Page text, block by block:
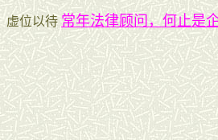
虚位以待 常年法律顾问，何止是